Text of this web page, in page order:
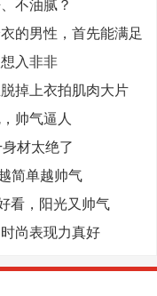
不油腻？
的男性，首先能满足
入非非
掉上衣拍肌肉大片
帅气逼人
材太绝了
简单越帅气
看，阳光又帅气
尚表现力真好